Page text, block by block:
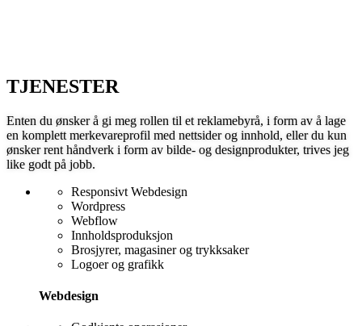
TJENESTER
Enten du ønsker å gi meg rollen til et reklamebyrå, i form av å lage
en komplett merkevareprofil med nettsider og innhold, eller du kun
ønsker rent håndverk i form av bilde- og designprodukter, trives jeg
like godt på jobb.
Responsivt Webdesign
Wordpress
Webflow
Innholdsproduksjon
Brosjyrer, magasiner og trykksaker
Logoer og grafikk
Webdesign